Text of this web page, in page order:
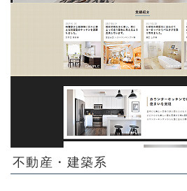
不動産・建築系